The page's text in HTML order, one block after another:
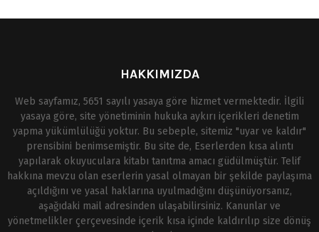
HAKKIMIZDA
Web sayfamız, 5651 sayılı yasaya göre hizmet vermektedir. İlgili
yasaya göre, site yönetiminin hukuka aykırı içerikleri denetim
yapma yükümlülüğü yoktur. Bu sebeple, sitemiz "uyar ve kaldır"
prensibini benimsemiştir. Bu site de, Eserlerden kısa alıntı
yapılarak okuyuculara kitabı tanıtma amacı güdülmüştür. Telif
hakkına mevzu olan eserlerin yasal olmayan bir şekilde paylaşıma
açıldığını ve yasal haklarına uyulmadığını düşünüyorsanız,
aşağıdaki mail adresinden ulaşabilirsiniz. Kanunlar ve
yönetmelikler çerçevesinde içerik kısa içinde kaldırılıp size dönüş